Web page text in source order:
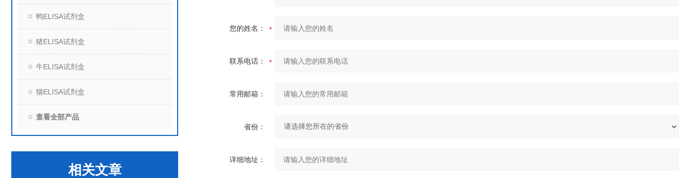
鸭ELISA试剂盒
猪ELISA试剂盒
牛ELISA试剂盒
猫ELISA试剂盒
查看全部产品
相关文章
您的姓名：
联系电话：
常用邮箱：
省份：
详细地址：